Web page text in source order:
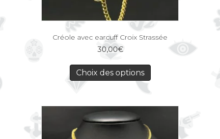
Créole avec earcuff Croix Strassée
30,00€
Choix des options